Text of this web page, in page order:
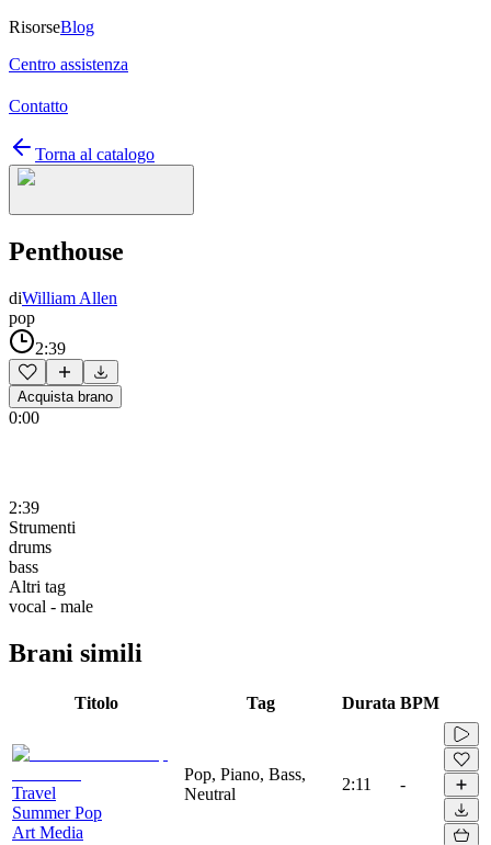
RisorseBlog
Centro assistenza
Contatto
Torna al catalogo
Penthouse
diWilliam Allen
pop
2:39
Acquista brano
0:00
2:39
Strumenti
drums
bass
Altri tag
vocal - male
Brani simili
Titolo Tag Durata BPM
Travel
Summer Pop
Art Media
Pop, Piano, Bass,
Neutral
2:11 -